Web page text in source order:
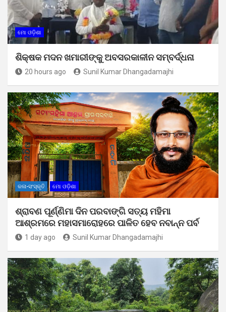
ମୋ ଓଡ଼ିଶା
ଶିକ୍ଷକ ମଦନ ଖମାରୀଙ୍କୁ ଅବସରକାଳୀନ ସମ୍ବର୍ଦ୍ଧନା
20 hours ago Sunil Kumar Dhangadamajhi
କଳା-ସଂସ୍କୃତି ମୋ ଓଡ଼ିଶା
ଶ୍ରାବଣ ପୂର୍ଣ୍ଣିମା ଦିନ ପରବାଙ୍ଗି ସତ୍ୟ ମହିମା
ଆଶ୍ରମରେ ମହାସମାରୋହରେ ପାଳିତ ହେବ ନବାନ୍ନ ପର୍ବ
1 day ago Sunil Kumar Dhangadamajhi